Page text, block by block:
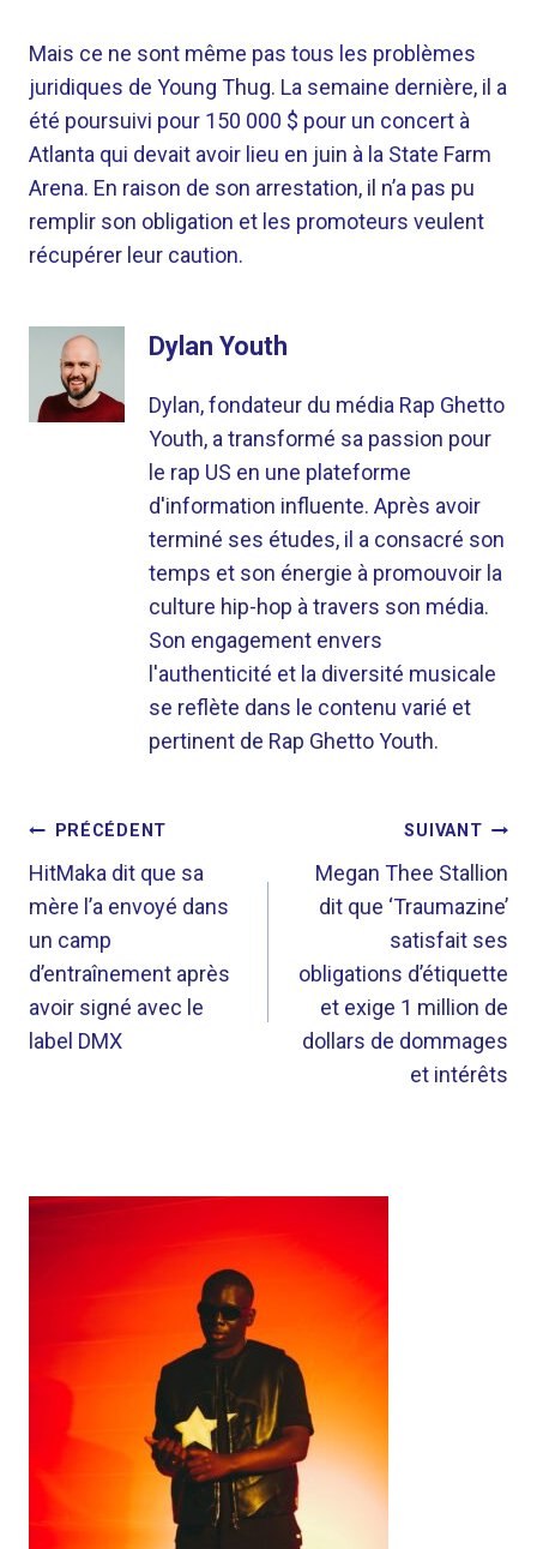
Mais ce ne sont même pas tous les problèmes
juridiques de Young Thug. La semaine dernière, il a
été poursuivi pour 150 000 $ pour un concert à
Atlanta qui devait avoir lieu en juin à la State Farm
Arena. En raison de son arrestation, il n’a pas pu
remplir son obligation et les promoteurs veulent
récupérer leur caution.
Dylan Youth
Dylan, fondateur du média Rap Ghetto
Youth, a transformé sa passion pour
le rap US en une plateforme
d'information influente. Après avoir
terminé ses études, il a consacré son
temps et son énergie à promouvoir la
culture hip-hop à travers son média.
Son engagement envers
l'authenticité et la diversité musicale
se reflète dans le contenu varié et
pertinent de Rap Ghetto Youth.
NAVIGATION
DE
L’ARTICLE
PRÉCÉDENT
HitMaka dit que sa
mère l’a envoyé dans
un camp
d’entraînement après
avoir signé avec le
label DMX
SUIVANT
Megan Thee Stallion
dit que ‘Traumazine’
satisfait ses
obligations d’étiquette
et exige 1 million de
dollars de dommages
et intérêts